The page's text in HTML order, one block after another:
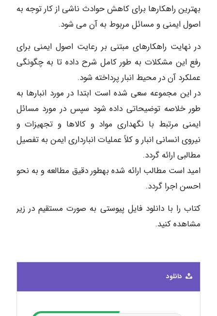
بهترین راهکارها برای کاهش حوادث ناشی از کار توجه به
اصول ایمنی و مسائل مربوط به آن می شود.
در نهایت راهکارهای مبتنی بر رعایت اصول ایمنی برای
رفع این مشکلات به طور کامل شرح داده تا به چگونگی
عملکرد آن در محیط انبار پرداخته شود.
در این مجموعه سعی شده است ابتدا در مورد انبارها به
طور خلاصه توضیحاتی داده شود سپس در مورد مسائل
ایمنی مرتبط با نگهداری مواد و کالاها و تجهیزات و
نیروی انسانی انبار و کلاً عملیات انبارداری ایمن به تفصیل
مطالبی ارائه گردد.
امید است مطالب ارائه شده بهطور دقیق مطالعه و به نحو
احسن اجرا گردد.
کتاب را با دانلود فایل پیوستی به صورت مستقیم در زیر
مشاهده کنید.
دانلود